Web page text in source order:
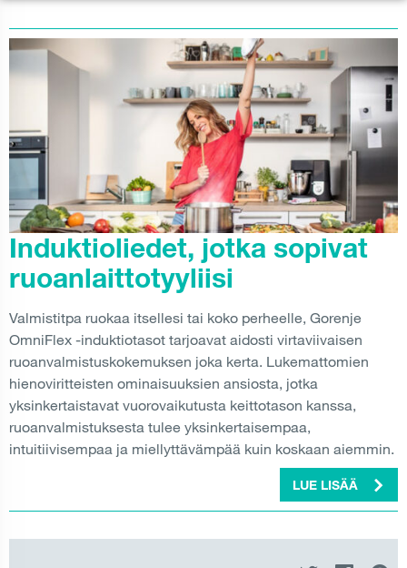
Induktioliedet, jotka sopivat
ruoanlaittotyyliisi
Valmistitpa ruokaa itsellesi tai koko perheelle, Gorenje
OmniFlex -induktiotasot tarjoavat aidosti virtaviivaisen
ruoanvalmistuskokemuksen joka kerta. Lukemattomien
hienoviritteisten ominaisuuksien ansiosta, jotka
yksinkertaistavat vuorovaikutusta keittotason kanssa,
ruoanvalmistuksesta tulee yksinkertaisempaa,
intuitiivisempaa ja miellyttävämpää kuin koskaan aiemmin.
LUE LISÄÄ